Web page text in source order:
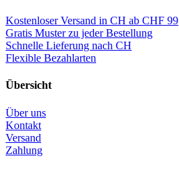
Kostenloser Versand in CH ab CHF 99
Gratis Muster zu jeder Bestellung
Schnelle Lieferung nach CH
Flexible Bezahlarten
Übersicht
Über uns
Kontakt
Versand
Zahlung